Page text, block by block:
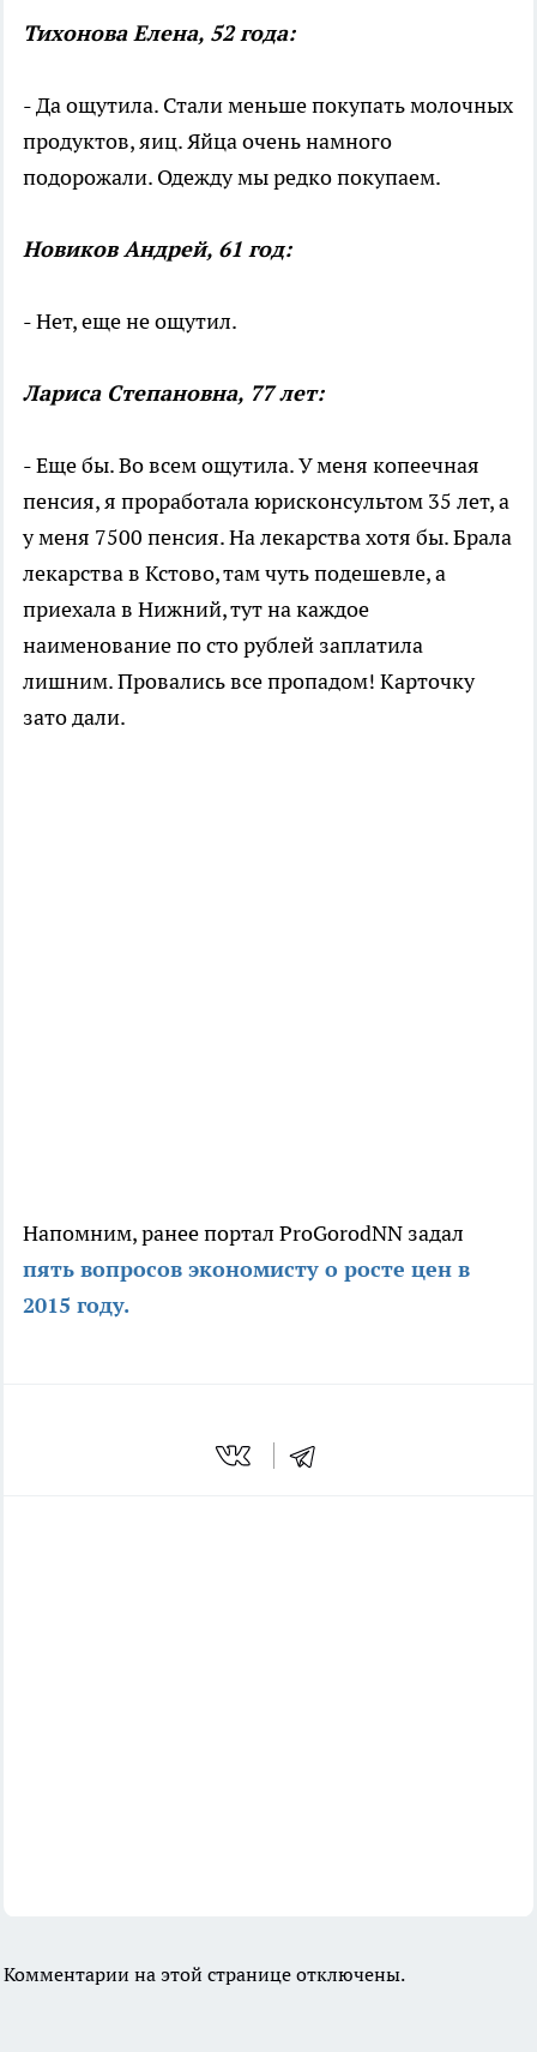
Тихонова Елена, 52 года:
- Да ощутила. Стали меньше покупать молочных
продуктов, яиц. Яйца очень намного
подорожали. Одежду мы редко покупаем.
Новиков Андрей, 61 год:
- Нет, еще не ощутил.
Лариса Степановна, 77 лет:
- Еще бы. Во всем ощутила. У меня копеечная
пенсия, я проработала юрисконсультом 35 лет, а
у меня 7500 пенсия. На лекарства хотя бы. Брала
лекарства в Кстово, там чуть подешевле, а
приехала в Нижний, тут на каждое
наименование по сто рублей заплатила
лишним. Провались все пропадом! Карточку
зато дали.
Напомним, ранее портал ProGorodNN задал
пять вопросов экономисту о росте цен в
2015 году.
Комментарии на этой странице отключены.